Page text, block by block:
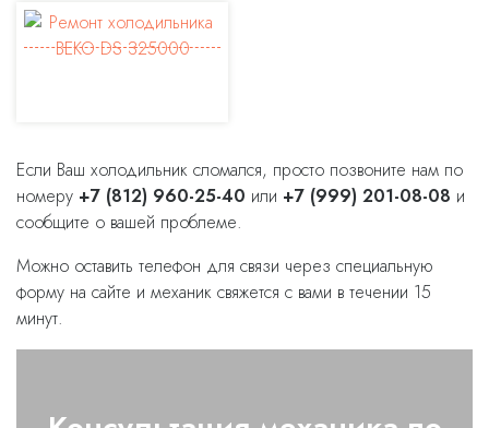
Если Ваш холодильник сломался, просто позвоните нам по
номеру +7 (812) 960-25-40 или +7 (999) 201-08-08 и
сообщите о вашей проблеме.
Можно оставить телефон для связи через специальную
форму на сайте и механик свяжется с вами в течении 15
минут.